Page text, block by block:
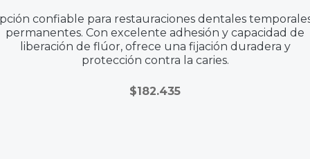
confiable para restauraciones dentales
permanentes. Con excelente adhesión y capacidad de
liberación de flúor, ofrece una fijación duradera y
protección contra la caries.
$182.435